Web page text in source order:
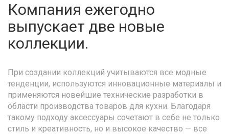
Компания ежегодно
выпускает две новые
коллекции.
При создании коллекций учитываются все модные
тенденции, используются инновационные материалы и
применяются новейшие технические разработки в
области производства товаров для кухни. Благодаря
такому подходу аксессуары сочетают в себе не только
стиль и креативность, но и высокое качество — все